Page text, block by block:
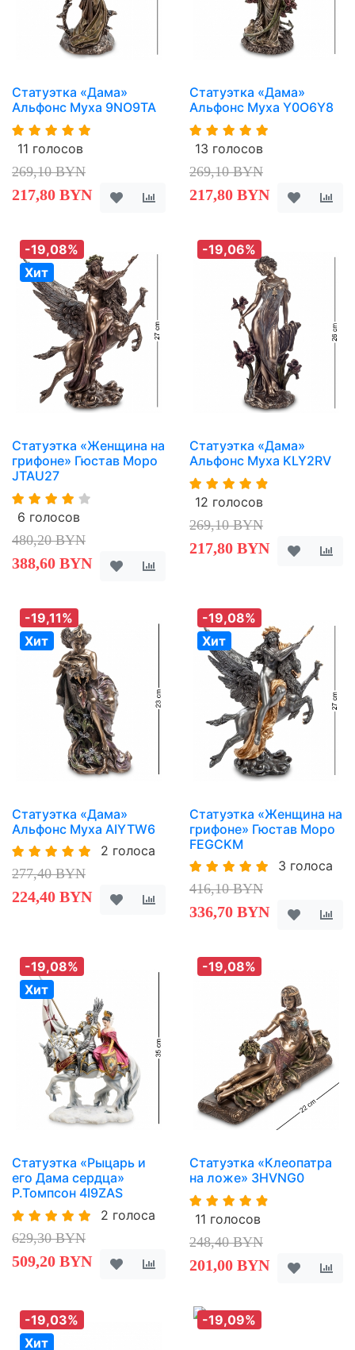
Статуэтка «Дама»
Альфонс Муха 9NO9TA
11 голосов
269,10 BYN
217,80 BYN
Статуэтка «Дама»
Альфонс Муха Y0O6Y8
13 голосов
269,10 BYN
217,80 BYN
-19,08%
Хит
Статуэтка «Женщина на
грифоне» Гюстав Моро
JTAU27
6 голосов
480,20 BYN
388,60 BYN
-19,06%
Статуэтка «Дама»
Альфонс Муха KLY2RV
12 голосов
269,10 BYN
217,80 BYN
-19,11%
Хит
Статуэтка «Дама»
Альфонс Муха AIYTW6
2 голоса
277,40 BYN
224,40 BYN
-19,08%
Хит
Статуэтка «Женщина на
грифоне» Гюстав Моро
FEGCKM
3 голоса
416,10 BYN
336,70 BYN
-19,08%
Хит
Статуэтка «Рыцарь и
его Дама сердца»
Р.Томпсон 4I9ZAS
2 голоса
629,30 BYN
509,20 BYN
-19,08%
Статуэтка «Клеопатра
на ложе» 3HVNG0
11 голосов
248,40 BYN
201,00 BYN
-19,03%
Хит
-19,09%